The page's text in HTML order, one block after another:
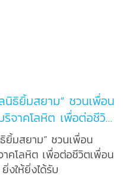
นิธิยิ้มสยาม” ชวนเพื่อน
วงใย ยิ่งให้ยิ่งได้รับ
ยิ้มสยาม” ชวนเพื่อน
งให้ยิ่งได้รับ